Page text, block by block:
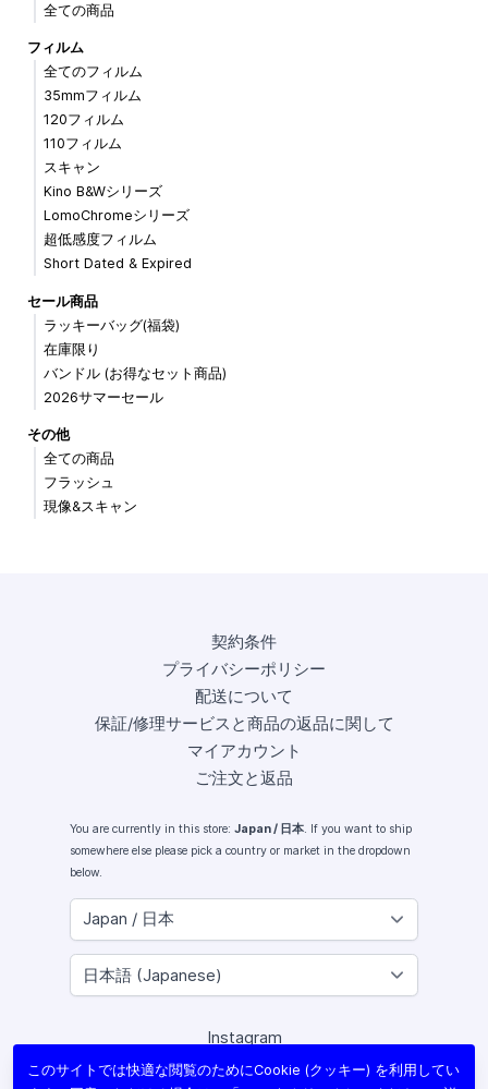
全ての商品
フィルム
全てのフィルム
35mmフィルム
120フィルム
110フィルム
スキャン
Kino B&Wシリーズ
LomoChromeシリーズ
超低感度フィルム
Short Dated & Expired
セール商品
ラッキーバッグ(福袋)
在庫限り
バンドル (お得なセット商品)
2026サマーセール
その他
全ての商品
フラッシュ
現像&スキャン
契約条件
プライバシーポリシー
配送について
保証/修理サービスと商品の返品に関して
マイアカウント
ご注文と返品
You are currently in this store: Japan / 日本. If you want to ship
somewhere else please pick a country or market in the dropdown
below.
Instagram
Facebook
このサイトでは快適な閲覧のためにCookie (クッキー) を利用してい